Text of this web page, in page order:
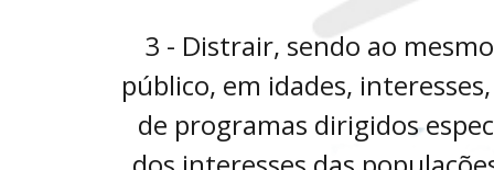
3 - Distrair, sendo ao
público, em idades,
de programas dirigidos